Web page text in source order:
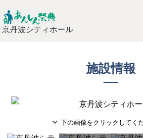
京丹波シティホール
施設情報
下の画像をクリックしてくだ